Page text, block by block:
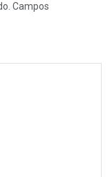
Campos